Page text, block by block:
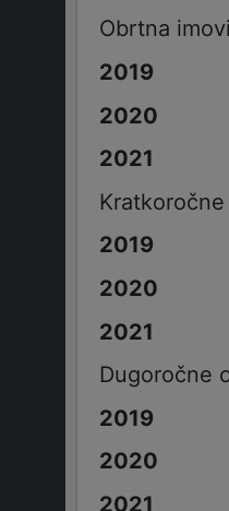
Obrtna
Dugoročne